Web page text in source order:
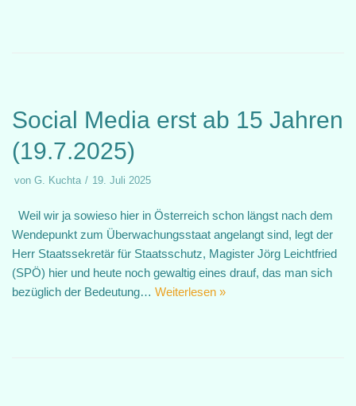
Social Media erst ab 15 Jahren
(19.7.2025)
von G. Kuchta 19. Juli 2025
Weil wir ja sowieso hier in Österreich schon längst nach dem
Wendepunkt zum Überwachungsstaat angelangt sind, legt der
Herr Staatssekretär für Staatsschutz, Magister Jörg Leichtfried
(SPÖ) hier und heute noch gewaltig eines drauf, das man sich
bezüglich der Bedeutung… Weiterlesen »